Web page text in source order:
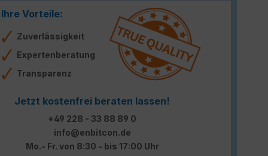
Ihre Vorteile:
Zuverlässigkeit
Expertenberatung
Transparenz
Jetzt kostenfrei beraten lassen!
+49 228 - 33 88 89 0
info@enbitcon.de
Mo.- Fr. von 8:30 - bis 17:00 Uhr